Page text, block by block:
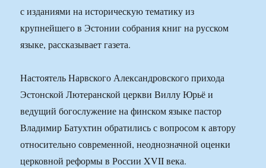
с изданиями на историческую тематику из
крупнейшего в Эстонии собрания книг на русском
языке, рассказывает газета.
Настоятель Нарвского Александровского прихода
Эстонской Лютеранской церкви Виллу Юрьё и
ведущий богослужение на финском языке пастор
Владимир Батухтин обратились с вопросом к автору
относительно современной, неоднозначной оценки
церковной реформы в России XVII века.